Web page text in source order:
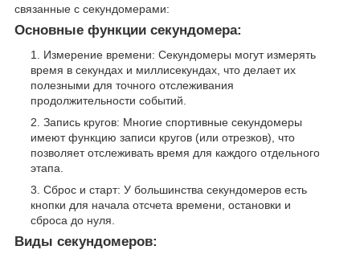
связанные с секундомерами:
Основные функции секундомера:
Измерение времени: Секундомеры могут измерять
время в секундах и миллисекундах, что делает их
полезными для точного отслеживания
продолжительности событий.
Запись кругов: Многие спортивные секундомеры
имеют функцию записи кругов (или отрезков), что
позволяет отслеживать время для каждого отдельного
этапа.
Сброс и старт: У большинства секундомеров есть
кнопки для начала отсчета времени, остановки и
сброса до нуля.
Виды секундомеров: